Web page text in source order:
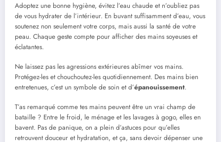
Adoptez une bonne hygiène, évitez l’eau chaude et n’oubliez pas
de vous hydrater de l’intérieur. En buvant suffisamment d’eau, vous
soutenez non seulement votre corps, mais aussi la santé de votre
peau. Chaque geste compte pour afficher des mains soyeuses et
éclatantes.
Ne laissez pas les agressions extérieures abîmer vos mains.
Protégez-les et chouchoutez-les quotidiennement. Des mains bien
entretenues, c’est un symbole de soin et d’épanouissement.
T’as remarqué comme tes mains peuvent être un vrai champ de
bataille ? Entre le froid, le ménage et les lavages à gogo, elles en
bavent. Pas de panique, on a plein d’astuces pour qu’elles
retrouvent douceur et hydratation, et ça, sans devoir dépenser une